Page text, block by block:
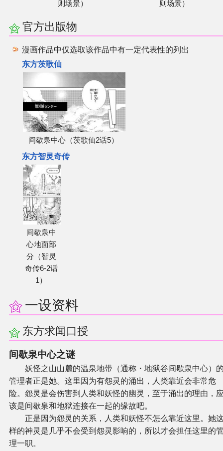
则场景） 则场景）
官方出版物
漫画作品中仅选取该作品中有一定代表性的列出
东方茨歌仙
间歇泉中心（茨歌仙2话5）
东方智灵奇传
间歇泉中
心地面部
分（智灵
奇传6-2话
1）
一设资料
东方求闻口授
间歇泉中心之谜
妖怪之山山麓的温泉地带（通称・地狱谷间歇泉中心）
管理者正是她。这里因为有怨灵的涌出，人类靠近会非常危
险。怨灵是会伤害到人类和妖怪的幽灵，至于涌出的理由，
该是间歇泉和地狱连接在一起的缘故吧。
正是因为怨灵的关系，人类和妖怪不怎么靠近这里。她
样的神灵是几乎不会受到怨灵影响的，所以才会担任这里的
理一职。